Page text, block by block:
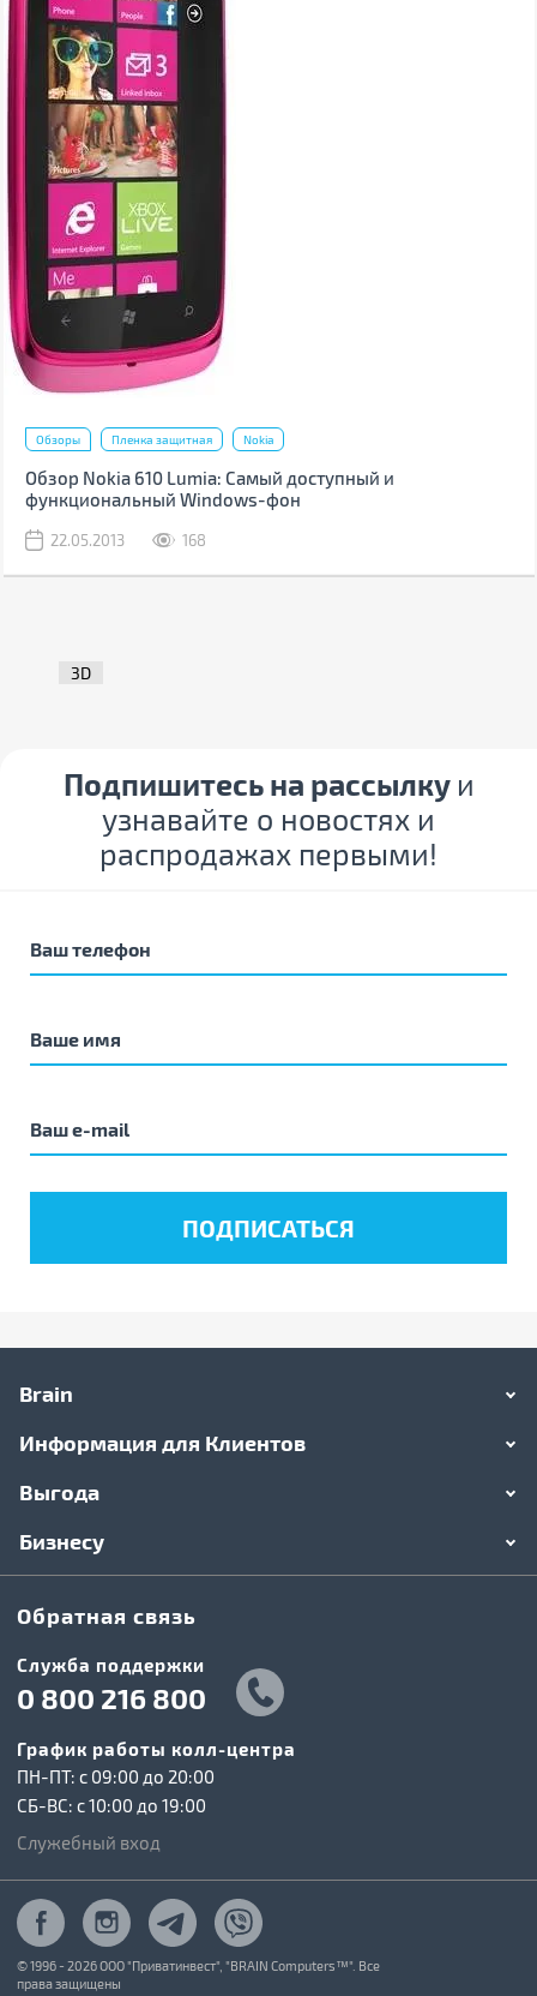
Обзоры Пленка защитная Nokia
Обзор Nokia 610 Lumia: Самый доступный и
функциональный Windows-фон
22.05.2013 168
3D
Подпишитесь на рассылку и
узнавайте о новостях и
распродажах первыми!
Brain
Информация для Клиентов
Выгода
Бизнесу
Обратная связь
Служба поддержки
0 800 216 800
График работы колл-центра
ПН-ПТ: c 09:00 до 20:00
СБ-ВС: c 10:00 до 19:00
Служебный вход
© 1996 - 2026 ООО "Приватинвест", "BRAIN Computers™". Все
права защищены